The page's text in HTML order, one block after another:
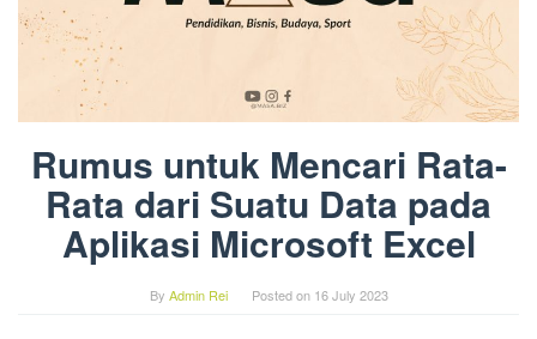
Rumus untuk Mencari Rata-
Rata dari Suatu Data pada
Aplikasi Microsoft Excel
By Admin Rei Posted on 16 July 2023